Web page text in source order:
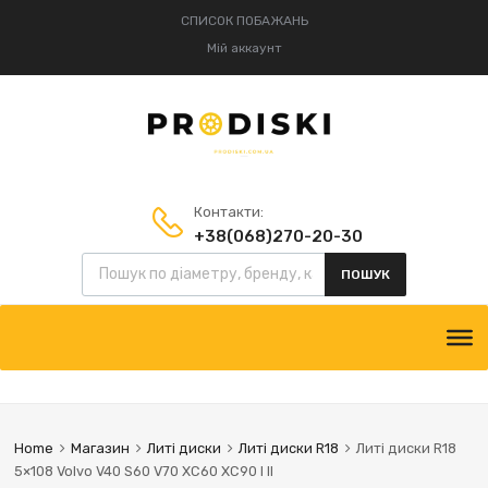
СПИСОК ПОБАЖАНЬ
Мій аккаунт
Контакти:
+38(068)270-20-30
+38(095)834-52-75
ПОШУК
Home Магазин Литі диски Литі диски R18
Литі диски R18
5×108 Volvo V40 S60 V70 XC60 XC90 I II